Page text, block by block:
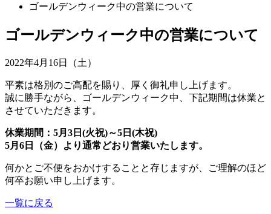
ゴールデンウィーク中の営業について
ゴールデンウィーク中の営業について
2022年4月16日（土）
平素は格別のご高配を賜り、厚く御礼申し上げます。
誠に勝手ながら、ゴールデンウィーク中、下記期間は休業と
させていただきます。
休業期間：5月3日(火祝)～5日(木祝)
5月6日（金）より通常どおり営業いたします。
何かとご不便をおかけすることと存じますが、ご理解のほど
何卒お願い申し上げます。
一覧に戻る